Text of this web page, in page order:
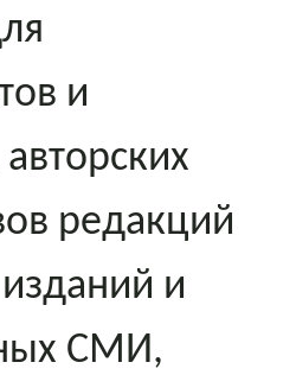
и
редакций
и
СМИ,